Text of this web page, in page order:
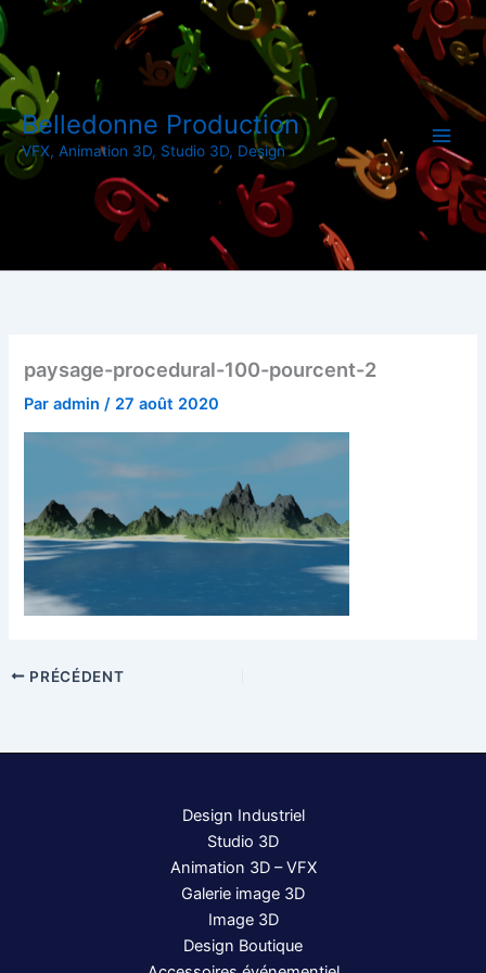
Aller
au
contenu
Belledonne Production
VFX, Animation 3D, Studio 3D, Design
paysage-procedural-100-pourcent-2
Paradmin/ 27 août 2020
PRÉCÉDENT
Design Industriel
Studio 3D
Animation 3D – VFX
Galerie image 3D
Image 3D
Design Boutique